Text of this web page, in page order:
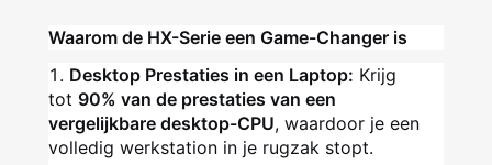
Waarom de HX-Serie een Game-Changer is
Desktop Prestaties in een Laptop: Krijg
tot 90% van de prestaties van een
vergelijkbare desktop-CPU, waardoor je een
volledig werkstation in je rugzak stopt.